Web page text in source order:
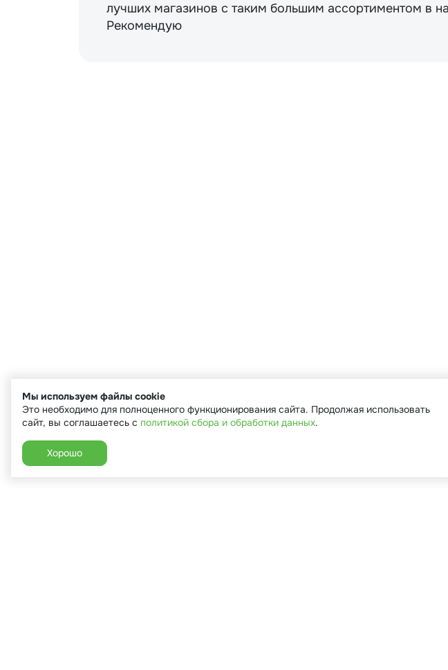
лучших магазинов с таким большим ассортиментом в
Рекомендую
Мы используем файлы cookie
Это необходимо для полноценного функционирования сайта. Продолжая использовать
сайт, вы соглашаетесь с политикой сбора и обработки данных.
Хорошо